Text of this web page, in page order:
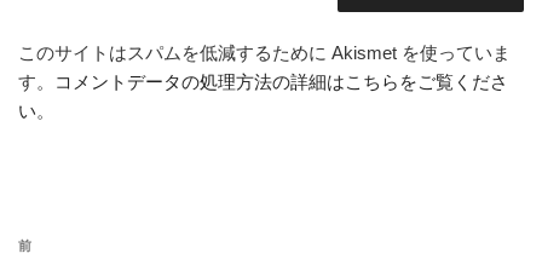
このサイトはスパムを低減するために Akismet を使っていま
す。
コメントデータの処理方法の詳細はこちらをご覧くださ
い。
投
前
前